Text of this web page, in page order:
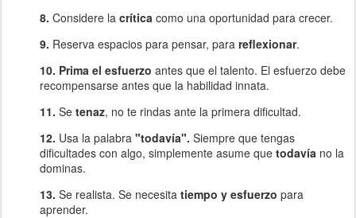
8. Considere la crítica como una oportunidad para crecer.
9. Reserva espacios para pensar, para reflexionar.
10. Prima el esfuerzo antes que el talento. El esfuerzo debe
recompensarse antes que la habilidad innata.
11. Se tenaz, no te rindas ante la primera dificultad.
12. Usa la palabra "todavía". Siempre que tengas
dificultades con algo, simplemente asume que todavía no la
dominas.
13. Se realista. Se necesita tiempo y esfuerzo para
aprender.